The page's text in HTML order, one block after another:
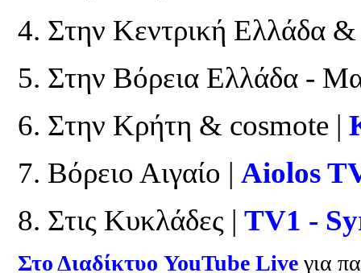
4. Στην Κεντρική Ελλάδα
5. Στην Βόρεια Ελλάδα -
6. Στην Κρήτη & cosmote |
7. Βόρειο Αιγαίο | Aiolos
8. Στις Κυκλάδες |TV1 -
Στο Διαδίκτυο YouTube Live για